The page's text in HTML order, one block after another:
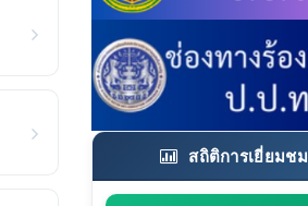
สถิติการเยี่ยมชม